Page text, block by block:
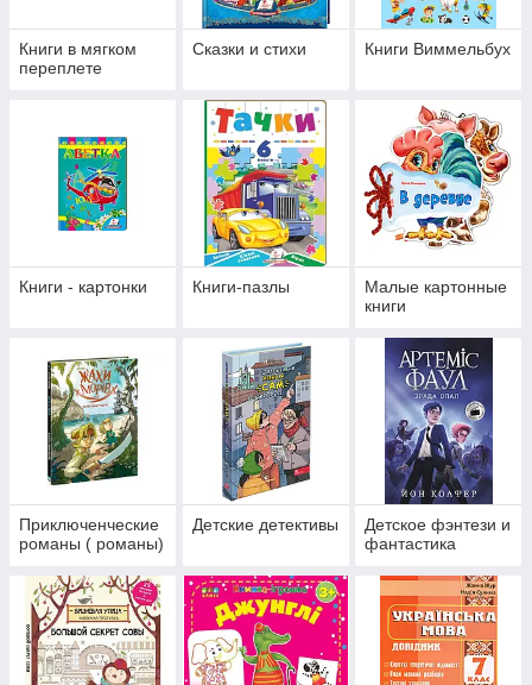
Книги в мягком
переплете
Сказки и стихи Книги Виммельбух
Книги - картонки Книги-пазлы
Малые картонные
книги
Приключенческие
романы ( романы)
Детские детективы
Детское фэнтези и
фантастика